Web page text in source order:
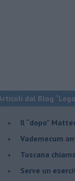
dal Blog
Il “dopo”
Vademecum
Toscana
Serve un